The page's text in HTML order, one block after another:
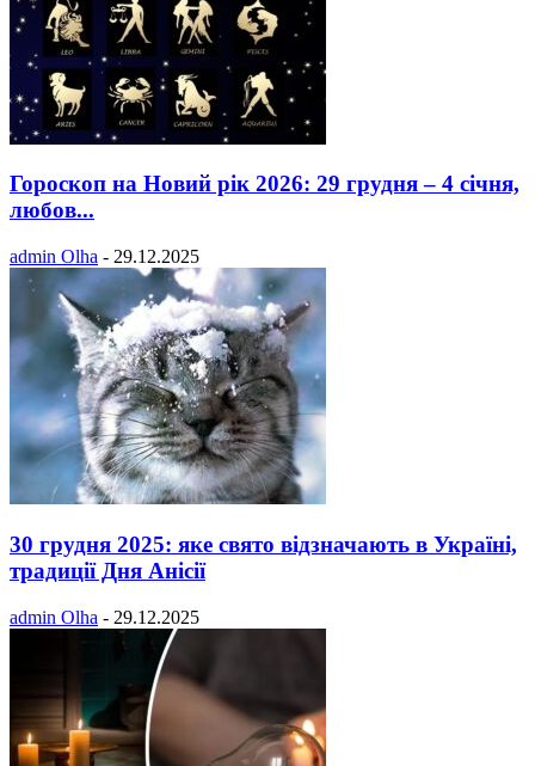
Гороскоп на Новий рік 2026: 29 грудня – 4 січня,
любов...
admin Olha - 29.12.2025
30 грудня 2025: яке свято відзначають в Україні,
традиції Дня Анісії
admin Olha - 29.12.2025